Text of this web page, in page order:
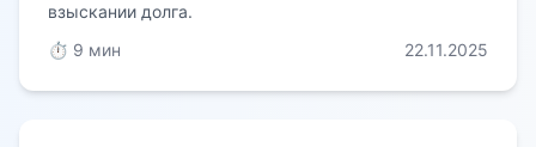
взыскании долга.
⏱️ 9 мин
22.11.2025